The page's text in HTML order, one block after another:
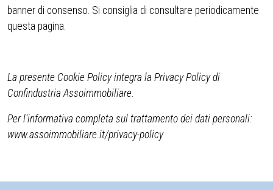
banner di consenso. Si consiglia di consultare periodicamente
questa pagina.
La presente Cookie Policy integra la Privacy Policy di
Confindustria Assoimmobiliare.
Per l'informativa completa sul trattamento dei dati personali:
www.assoimmobiliare.it/privacy-policy